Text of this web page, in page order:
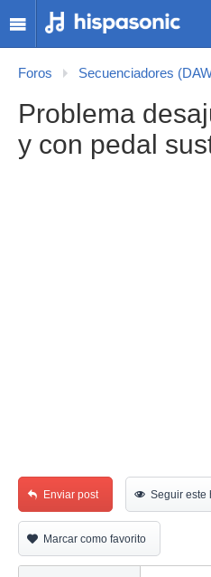
Foros Secuenciadores
Problema
y con pedal
Enviar post Seguir este
Marcar como favorito